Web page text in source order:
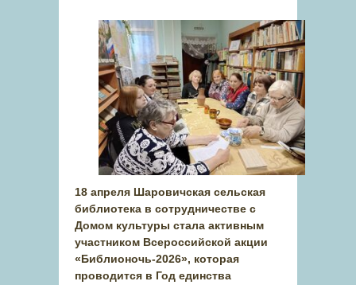
18 апреля Шаровичская сельская
библиотека в сотрудничестве с
Домом культуры стала активным
участником Всероссийской акции
«Библионочь-2026», которая
проводится в Год единства